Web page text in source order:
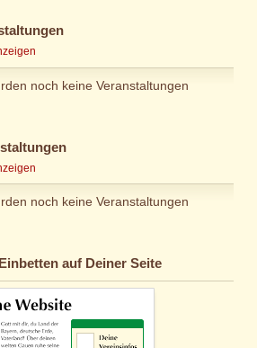
noch keine Veranstaltungen
noch keine Veranstaltungen
auf Deiner Seite